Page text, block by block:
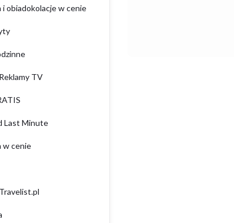
i obiadokolacje w cenie
TV
Last Minute
w cenie